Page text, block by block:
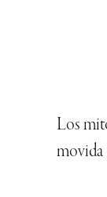
Los
movida